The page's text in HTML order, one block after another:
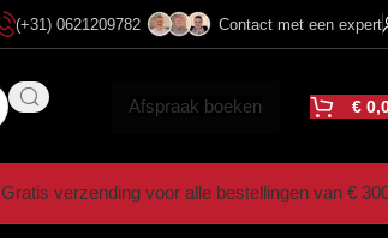
(+31) 0621209782 Contact met een expert
Afspraak boeken €
Gratis verzending voor alle bestellingen van €